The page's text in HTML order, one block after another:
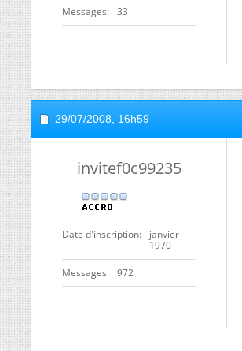
Messages 33
29/07/2008, 16h59
invitef0c99235
Date d'inscription
janvier
1970
Messages 972